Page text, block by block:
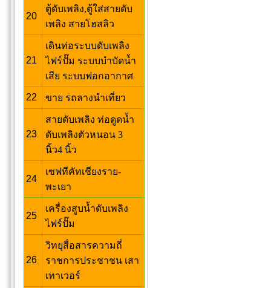
20
ตู้ดับเพลิง,ตู้ใส่สายดับ
เพลิง สายโฮสลิว
21
เดินท่อระบบดับเพลิง
ไฟร์ปั๊ม ระบบบำบัดน้ำ
เสีย ระบบฟอกอากาศ
22 ขาย รถลางนำเที่ยว
23
สายดับเพลิง ท่อดูดน้ำ
ดับเพลิงตัวหนอน 3
นิ้ว4 นิ้ว
24
เซฟทีคัทเชียงราย-
พะเยา
25
เครื่องสูบน้ำดับเพลิง
ไฟร์ปั๊ม
26
วิทยุสื่อสารความถี่
ราชการประชาชน เสา
เทาเวอร์